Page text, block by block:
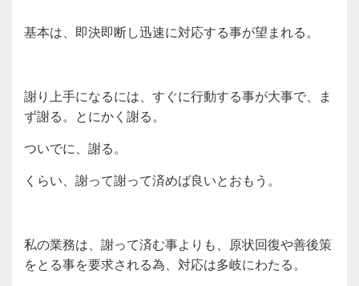
基本は、即決即断し迅速に対応する事が望まれる。
謝り上手になるには、すぐに行動する事が大事で、ま
ず謝る。とにかく謝る。
ついでに、謝る。
くらい、謝って謝って済めば良いとおもう。
私の業務は、謝って済む事よりも、原状回復や善後策
をとる事を要求される為、対応は多岐にわたる。